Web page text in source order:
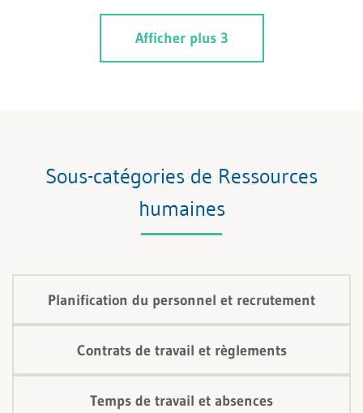
certaines activités. La codification des certificats de
travail enfreint, par exemple, le principe de clarté.
Afficher plus 3
Sous-catégories de Ressources
humaines
Planification du personnel et recrutement
Contrats de travail et règlements
Temps de travail et absences